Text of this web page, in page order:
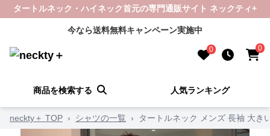
タートルネック・ハイネック首元の専門通販サイト ネックティ+
今なら送料無料キャンペーン実施中
0 0
商品を検索する 人気ランキング
neckty＋ TOP › シャツの一覧 › タートルネック メンズ 長袖 大